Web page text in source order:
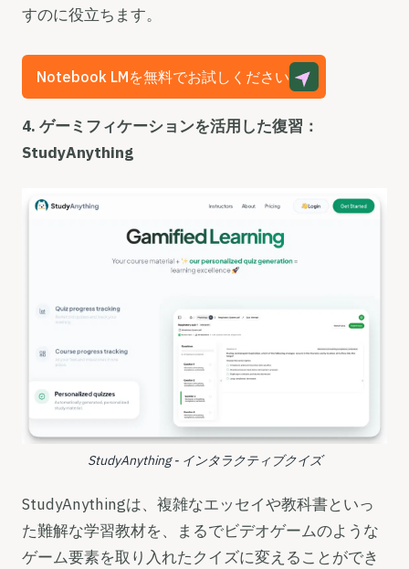
すのに役立ちます。
Notebook LMを無料でお試しください
4. ゲーミフィケーションを活用した復習：
StudyAnything
StudyAnything - インタラクティブクイズ
StudyAnythingは、複雑なエッセイや教科書といっ
た難解な学習教材を、まるでビデオゲームのような
ゲーム要素を取り入れたクイズに変えることができ